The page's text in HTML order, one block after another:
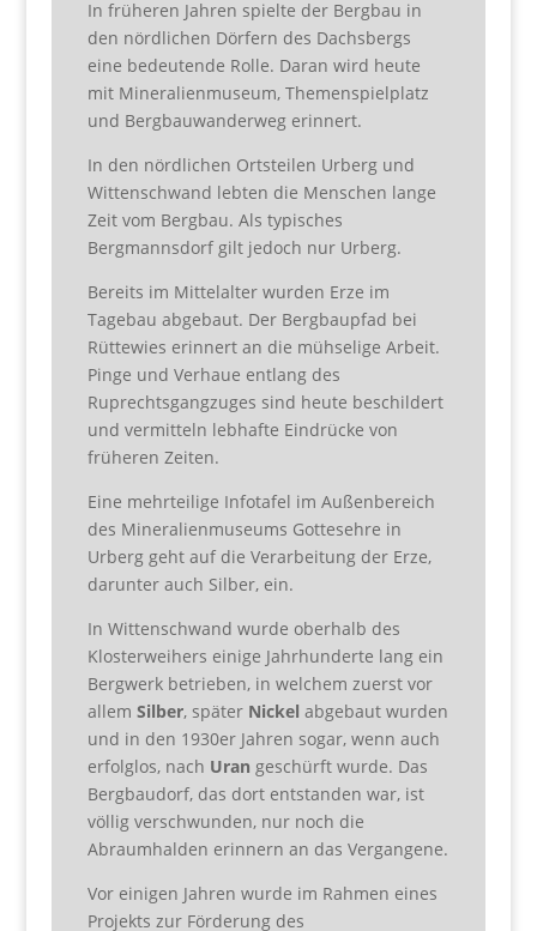
In früheren Jahren spielte der Bergbau in
den nördlichen Dörfern des Dachsbergs
eine bedeutende Rolle. Daran wird heute
mit Mineralienmuseum, Themenspielplatz
und Bergbauwanderweg erinnert.
In den nördlichen Ortsteilen Urberg und
Wittenschwand lebten die Menschen lange
Zeit vom Bergbau. Als typisches
Bergmannsdorf gilt jedoch nur Urberg.
Bereits im Mittelalter wurden Erze im
Tagebau abgebaut. Der Bergbaupfad bei
Rüttewies erinnert an die mühselige Arbeit.
Pinge und Verhaue entlang des
Ruprechtsgangzuges sind heute beschildert
und vermitteln lebhafte Eindrücke von
früheren Zeiten.
Eine mehrteilige Infotafel im Außenbereich
des Mineralienmuseums Gottesehre in
Urberg geht auf die Verarbeitung der Erze,
darunter auch Silber, ein.
In Wittenschwand wurde oberhalb des
Klosterweihers einige Jahrhunderte lang ein
Bergwerk betrieben, in welchem zuerst vor
allem Silber, später Nickel abgebaut wurden
und in den 1930er Jahren sogar, wenn auch
erfolglos, nach Uran geschürft wurde. Das
Bergbaudorf, das dort entstanden war, ist
völlig verschwunden, nur noch die
Abraumhalden erinnern an das Vergangene.
Vor einigen Jahren wurde im Rahmen eines
Projekts zur Förderung des